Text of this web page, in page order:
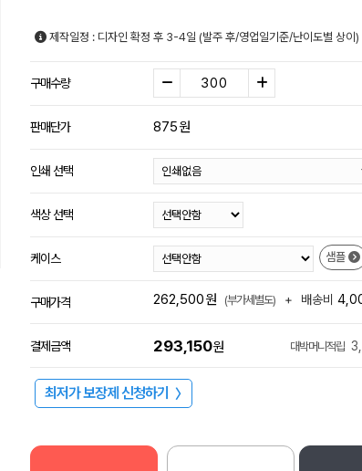
제작일정 : 디자인 확정 후 3-4일 (발주 후/영업일기준/난이도별 상이)
구매수량
판매단가 875원
인쇄 선택
색상 선택
케이스 샘플
구매가격 262,500원 (부가세별도) + 배송비
결제금액 293,150원 대박머니적립
최저가 보장제 신청하기 〉